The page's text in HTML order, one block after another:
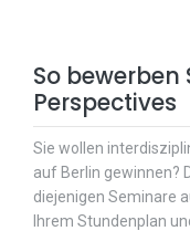
So bewerben
Perspectives
Sie wollen
auf Berlin gewinnen?
diejenigen Seminare
Ihrem Stundenplan